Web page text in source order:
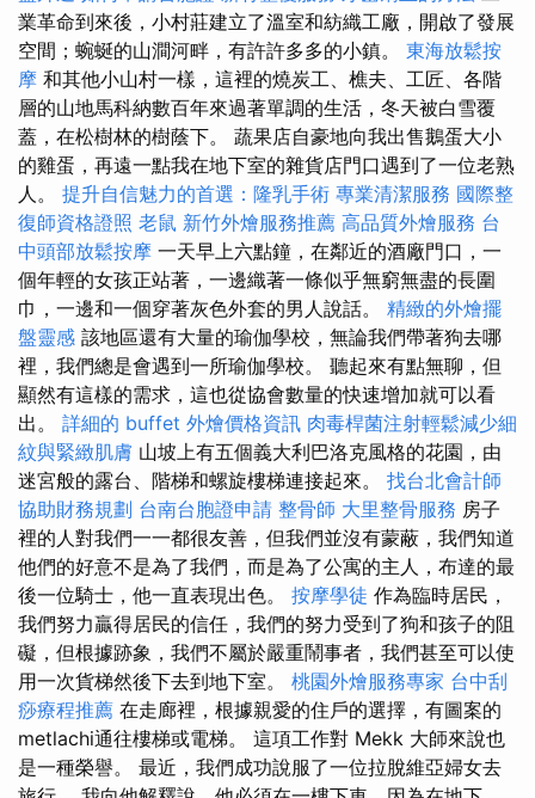
業革命到來後，小村莊建立了溫室和紡織工廠，開啟了發展
空間；蜿蜒的山澗河畔，有許許多多的小鎮。 東海放鬆按
摩 和其他小山村一樣，這裡的燒炭工、樵夫、工匠、各階
層的山地馬科納數百年來過著單調的生活，冬天被白雪覆
蓋，在松樹林的樹蔭下。 蔬果店自豪地向我出售鵝蛋大小
的雞蛋，再遠一點我在地下室的雜貨店門口遇到了一位老熟
人。 提升自信魅力的首選：隆乳手術 專業清潔服務 國際整
復師資格證照 老鼠 新竹外燴服務推薦 高品質外燴服務 台
中頭部放鬆按摩 一天早上六點鐘，在鄰近的酒廠門口，一
個年輕的女孩正站著，一邊織著一條似乎無窮無盡的長圍
巾，一邊和一個穿著灰色外套的男人說話。 精緻的外燴擺
盤靈感 該地區還有大量的瑜伽學校，無論我們帶著狗去哪
裡，我們總是會遇到一所瑜伽學校。 聽起來有點無聊，但
顯然有這樣的需求，這也從協會數量的快速增加就可以看
出。 詳細的 buffet 外燴價格資訊 肉毒桿菌注射輕鬆減少細
紋與緊緻肌膚 山坡上有五個義大利巴洛克風格的花園，由
迷宮般的露台、階梯和螺旋樓梯連接起來。 找台北會計師
協助財務規劃 台南台胞證申請 整骨師 大里整骨服務 房子
裡的人對我們一一都很友善，但我們並沒有蒙蔽，我們知道
他們的好意不是為了我們，而是為了公寓的主人，布達的最
後一位騎士，他一直表現出色。 按摩學徒 作為臨時居民，
我們努力贏得居民的信任，我們的努力受到了狗和孩子的阻
礙，但根據跡象，我們不屬於嚴重鬧事者，我們甚至可以使
用一次貨梯然後下去到地下室。 桃園外燴服務專家 台中刮
痧療程推薦 在走廊裡，根據親愛的住戶的選擇，有圖案的
metlachi通往樓梯或電梯。 這項工作對 Mekk 大師來說也
是一種榮譽。 最近，我們成功說服了一位拉脫維亞婦女去